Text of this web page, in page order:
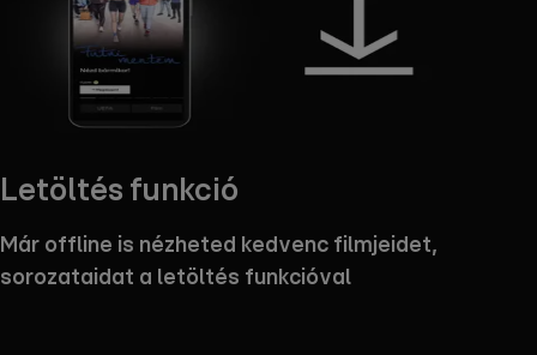
Letöltés funkció
Már offline is nézheted kedvenc filmjeidet,
sorozataidat a letöltés funkcióval